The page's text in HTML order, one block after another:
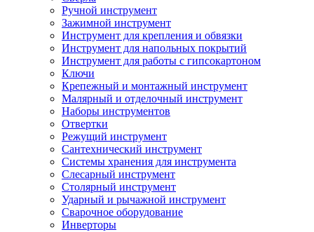
Ручной инструмент
Зажимной инструмент
Инструмент для крепления и обвязки
Инструмент для напольных покрытий
Инструмент для работы с гипсокартоном
Ключи
Крепежный и монтажный инструмент
Малярный и отделочный инструмент
Наборы инструментов
Отвертки
Режущий инструмент
Сантехнический инструмент
Системы хранения для инструмента
Слесарный инструмент
Столярный инструмент
Ударный и рычажной инструмент
Сварочное оборудование
Инверторы